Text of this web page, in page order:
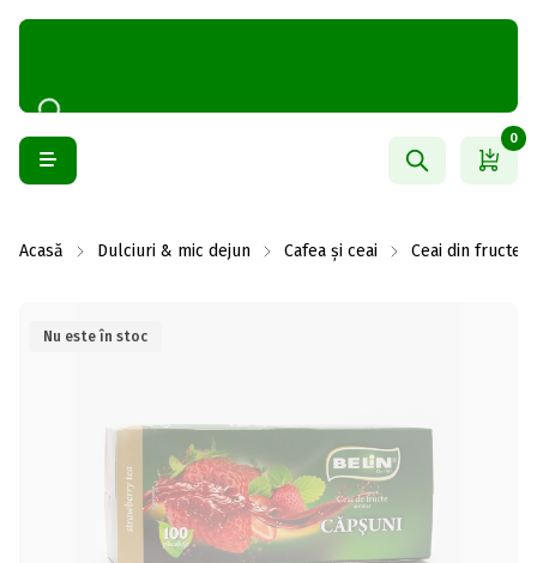
0
Acasă Dulciuri & mic dejun Cafea și ceai Ceai din fructe
Nu este în stoc